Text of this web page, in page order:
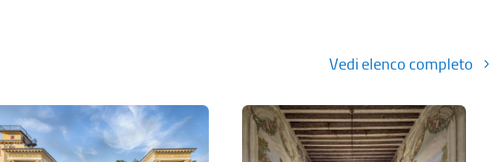
Vedi elenco completo